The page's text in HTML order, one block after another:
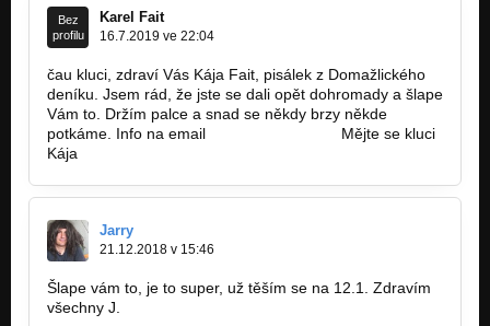
THE FLAG OF NATIONS
Reunion
WORLDMASTER
Reunion
THE WAY OF LIFE
Reunion
PAIN CRESTED BIRD
Tak mu nandej
Nepochopím
Bez
profilu
Karel Fait
16.7.2019 ve 22:04
čau kluci, zdraví Vás Kája Fait, pisálek z Domažlického
deníku. Jsem rád, že jste se dali opět dohromady a šlape
Vám to. Držím palce a snad se někdy brzy někde
potkáme. Info na email
Mějte se kluci
Kája
Jarry
21.12.2018 v 15:46
Šlape vám to, je to super, už těším se na 12.1. Zdravím
všechny J.